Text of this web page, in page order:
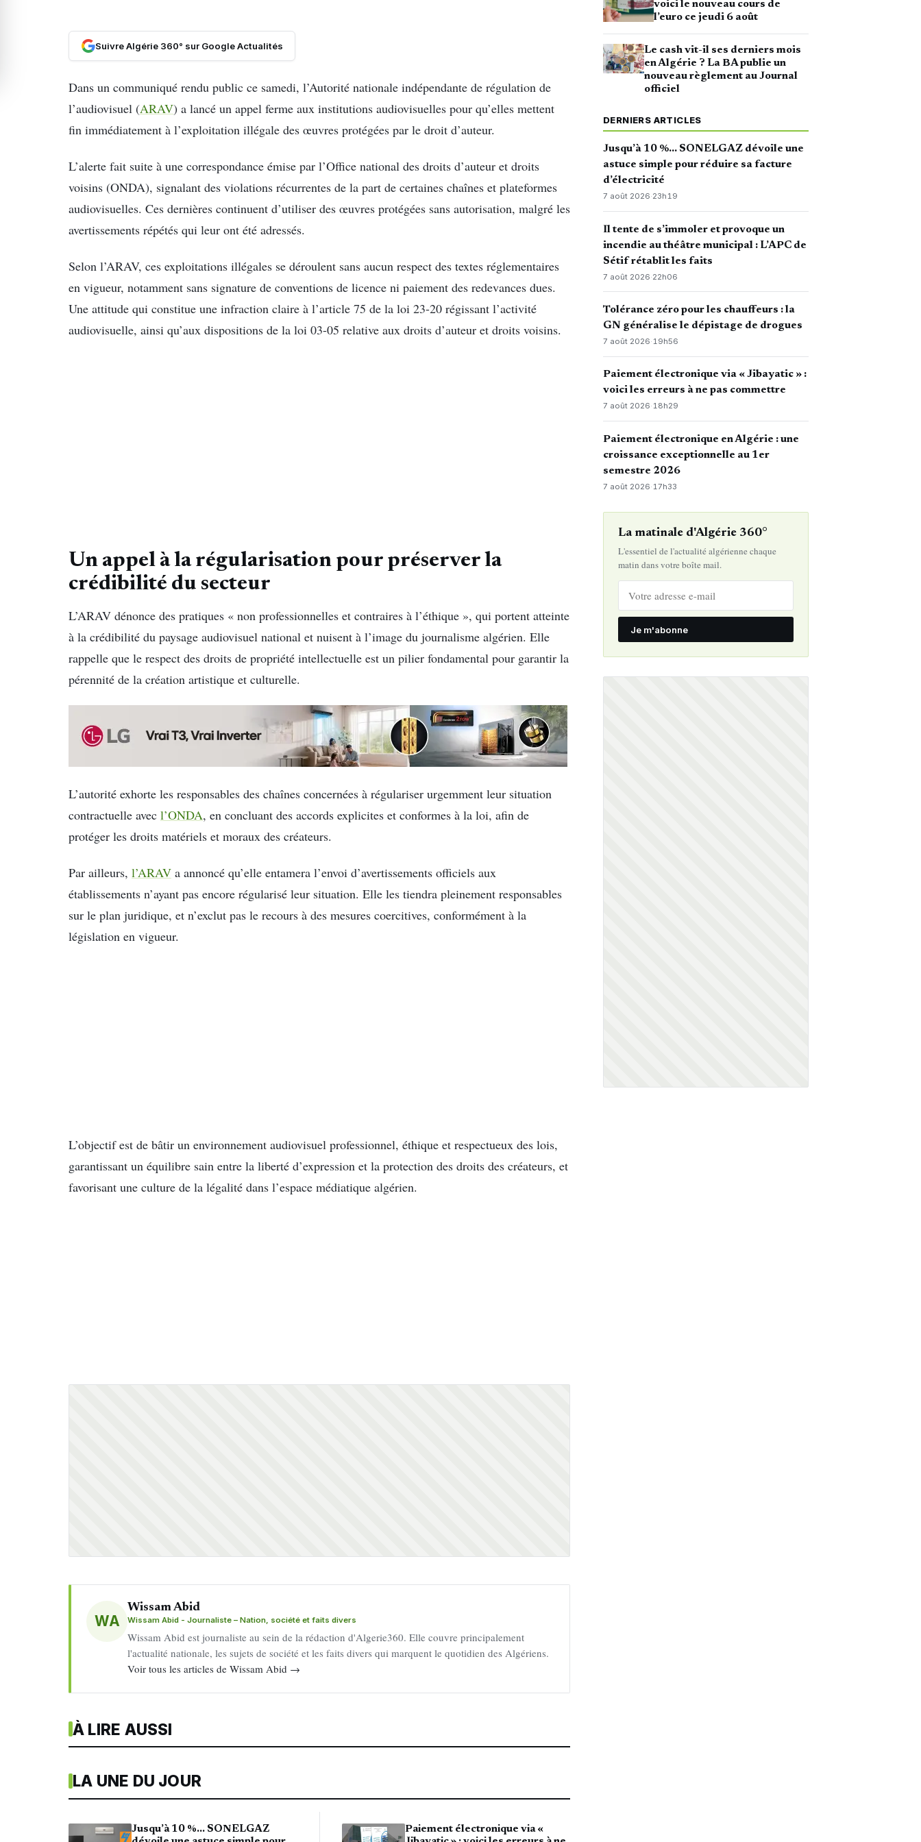
Suivre Algérie 360° sur Google Actualités
Dans un communiqué rendu public ce samedi, l’Autorité nationale indépendante de régulation de
l’audiovisuel (ARAV) a lancé un appel ferme aux institutions audiovisuelles pour qu’elles mettent
fin immédiatement à l’exploitation illégale des œuvres protégées par le droit d’auteur.
L’alerte fait suite à une correspondance émise par l’Office national des droits d’auteur et droits
voisins (ONDA), signalant des violations récurrentes de la part de certaines chaînes et plateformes
audiovisuelles. Ces dernières continuent d’utiliser des œuvres protégées sans autorisation, malgré les
avertissements répétés qui leur ont été adressés.
Selon l’ARAV, ces exploitations illégales se déroulent sans aucun respect des textes réglementaires
en vigueur, notamment sans signature de conventions de licence ni paiement des redevances dues.
Une attitude qui constitue une infraction claire à l’article 75 de la loi 23-20 régissant l’activité
audiovisuelle, ainsi qu’aux dispositions de la loi 03-05 relative aux droits d’auteur et droits voisins.
Un appel à la régularisation pour préserver la
crédibilité du secteur
L’ARAV dénonce des pratiques « non professionnelles et contraires à l’éthique », qui portent atteinte
à la crédibilité du paysage audiovisuel national et nuisent à l’image du journalisme algérien. Elle
rappelle que le respect des droits de propriété intellectuelle est un pilier fondamental pour garantir la
pérennité de la création artistique et culturelle.
L’autorité exhorte les responsables des chaînes concernées à régulariser urgemment leur situation
contractuelle avec l’ONDA, en concluant des accords explicites et conformes à la loi, afin de
protéger les droits matériels et moraux des créateurs.
Par ailleurs, l’ARAV a annoncé qu’elle entamera l’envoi d’avertissements officiels aux
établissements n’ayant pas encore régularisé leur situation. Elle les tiendra pleinement responsables
sur le plan juridique, et n’exclut pas le recours à des mesures coercitives, conformément à la
législation en vigueur.
L’objectif est de bâtir un environnement audiovisuel professionnel, éthique et respectueux des lois,
garantissant un équilibre sain entre la liberté d’expression et la protection des droits des créateurs, et
favorisant une culture de la légalité dans l’espace médiatique algérien.
WA
Wissam Abid
Wissam Abid - Journaliste – Nation, société et faits divers
Wissam Abid est journaliste au sein de la rédaction d'Algerie360. Elle couvre principalement
l'actualité nationale, les sujets de société et les faits divers qui marquent le quotidien des Algériens.
Voir tous les articles de Wissam Abid →
À LIRE AUSSI
LA UNE DU JOUR
Jusqu’à 10 %… SONELGAZ
Paiement électronique via «
voici le nouveau cours de
l’euro ce jeudi 6 août
Le cash vit-il ses derniers mois
en Algérie ? La BA publie un
nouveau règlement au Journal
officiel
DERNIERS ARTICLES
Jusqu’à 10 %… SONELGAZ dévoile une
astuce simple pour réduire sa facture
d’électricité
7 août 2026·23h19
Il tente de s’immoler et provoque un
incendie au théâtre municipal : L’APC de
Sétif rétablit les faits
7 août 2026·22h06
Tolérance zéro pour les chauffeurs : la
GN généralise le dépistage de drogues
7 août 2026·19h56
Paiement électronique via « Jibayatic » :
voici les erreurs à ne pas commettre
7 août 2026·18h29
Paiement électronique en Algérie : une
croissance exceptionnelle au 1er
semestre 2026
7 août 2026· 17h33
La matinale d'Algérie 360°
L'essentiel de l'actualité algérienne chaque
matin dans votre boîte mail.
Je m'abonne